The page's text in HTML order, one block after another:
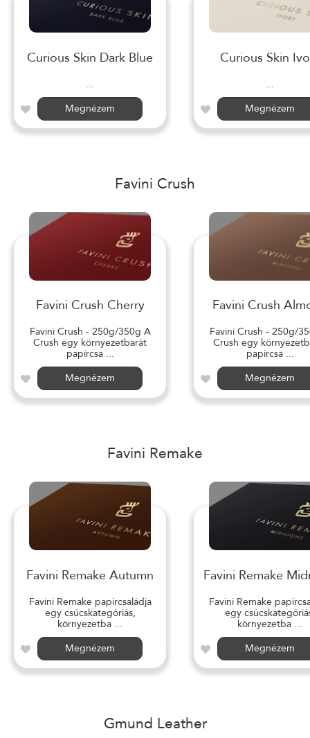
Curious Skin Dark Blue
...
Megnézem
Curious Skin
...
Megnézem
Favini Crush
Favini Crush Cherry
Favini Crush - 250g/350g A
Crush egy környezetbarát
papírcsa ...
Megnézem
Favini Crush
Favini Crush - 250g/
Crush egy
papírcsa ...
Megnézem
Favini Remake
Favini Remake Autumn
Favini Remake papírcsaládja
egy csúcskategóriás,
környezetba ...
Megnézem
Favini Remake
Favini Remake
egy
környezetba ...
Megnézem
Gmund Leather